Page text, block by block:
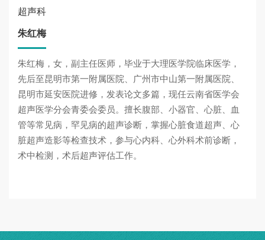
超声科
朱红梅
朱红梅，女，副主任医师，毕业于大理医学院临床医学，
先后至昆明市第一附属医院、广州市中山第一附属医院、
昆明市延安医院进修，发表论文多篇，现任云南省医学会
超声医学分会青委会委员。擅长腹部、小器官、心脏、血
管等常见病，罕见病的超声诊断，掌握心脏食道超声、心
脏超声造影等检查技术，参与心内科、心外科术前诊断，
术中检测，术后超声评估工作。